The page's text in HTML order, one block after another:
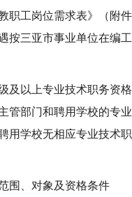
职工岗位需求表》（附
按三亚市事业单位在编
及以上专业技术职务资
管部门和聘用学校的专
用学校无相应专业技术
围、对象及资格条件